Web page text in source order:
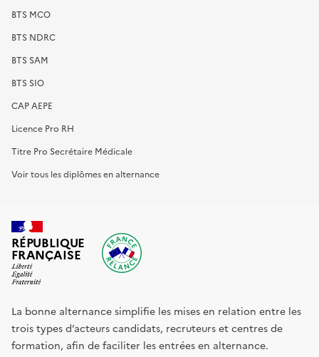
BTS MCO
BTS NDRC
BTS SAM
BTS SIO
CAP AEPE
Licence Pro RH
Titre Pro Secrétaire Médicale
Voir tous les diplômes en alternance
RÉPUBLIQUE
FRANÇAISE
La bonne alternance simplifie les mises en relation entre les
trois types d’acteurs candidats, recruteurs et centres de
formation, afin de faciliter les entrées en alternance.